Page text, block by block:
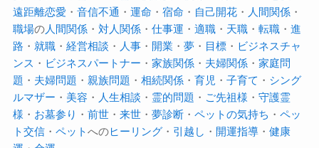
遠距離恋愛 ・ 音信不通 ・ 運命 ・ 宿命 ・ 自己開花・ 人間関係・
職場の人間関係・ 対人関係・ 仕事運 ・ 適職・ 天職・ 転職・ 進
路 ・ 就職・ 経営相談 ・ 人事・ 開業 ・ 夢・ 目標・ ビジネスチャ
ンス ・ ビジネスパートナー ・ 家族関係・ 夫婦関係・ 家庭問
題 ・ 夫婦問題 ・ 親族問題 ・ 相続関係・ 育児 ・ 子育て ・ シング
ルマザー ・ 美容 ・ 人生相談 ・ 霊的問題 ・ ご先祖様 ・ 守護霊
様 ・ お墓参り ・ 前世・ 来世・ 夢診断・ ペットの気持ち ・ ペッ
ト交信・ ペットへのヒーリング・ 引越し ・ 開運指導・ 健康